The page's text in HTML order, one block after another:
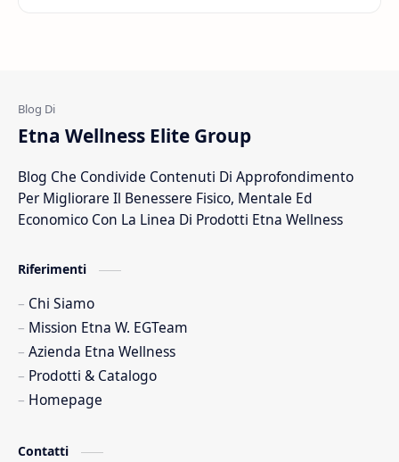
Etna Wellness Elite Group
Blog Che Condivide Contenuti Di Approfondimento
Per Migliorare Il Benessere Fisico, Mentale Ed
Economico Con La Linea Di Prodotti Etna Wellness
Riferimenti
Chi Siamo
Mission Etna W. EGTeam
Azienda Etna Wellness
Prodotti & Catalogo
Homepage
Contatti